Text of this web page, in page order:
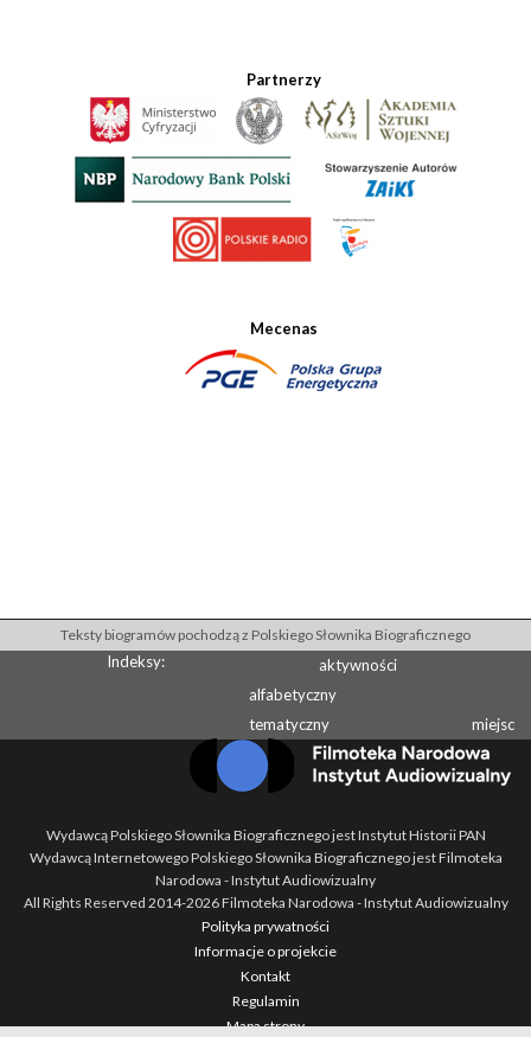
Partnerzy
Mecenas
Teksty biogramów pochodzą z Polskiego Słownika Biograficznego
Indeksy:
aktywności
alfabetyczny
tematyczny
miejsc
Wydawcą Polskiego Słownika Biograficznego jest Instytut Historii PAN
Wydawcą Internetowego Polskiego Słownika Biograficznego jest Filmoteka
Narodowa - Instytut Audiowizualny
All Rights Reserved 2014-2026Filmoteka Narodowa - Instytut Audiowizualny
Polityka prywatności
Informacje o projekcie
Kontakt
Regulamin
Mapa strony